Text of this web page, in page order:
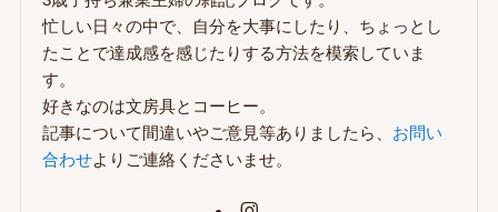
忙しい日々の中で、自分を大事にしたり、ちょっとし
たことで達成感を感じたりする方法を模索していま
す。
好きなのは文房具とコーヒー。
記事について間違いやご意見等ありましたら、 お問い
合わせよりご連絡くださいませ。